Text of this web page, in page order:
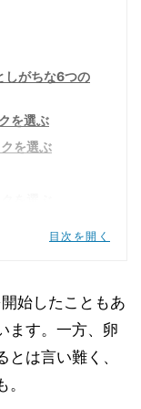
しがちな6つの
を選ぶ
を選ぶ
目次を開く
始したこともあ
ます。一方、卵
は言い難く、